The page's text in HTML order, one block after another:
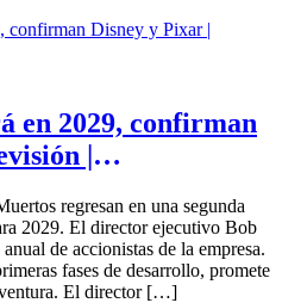
en 2029, confirman
|
regresan en una segunda
2029. El director ejecutivo Bob
de accionistas de la empresa.
fases de desarrollo, promete
El director […]